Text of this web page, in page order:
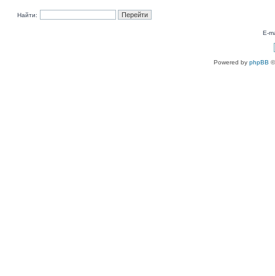
Найти:
E-
Powered by phpBB